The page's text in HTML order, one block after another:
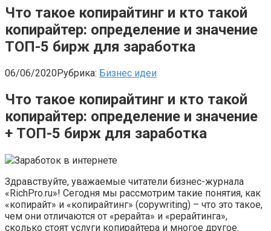
Что такое копирайтинг и кто такой
копирайтер: определение и значение
ТОП-5 бирж для заработка
06/06/2020Рубрика: Бизнес идеи
Что такое копирайтинг и кто такой
копирайтер: определение и значение
+ ТОП-5 бирж для заработка
Заработок в интернете
Здравствуйте, уважаемые читатели бизнес-журнала
«RichPro.ru»! Сегодня мы рассмотрим такие понятия, как
«копирайт» и «копирайтинг» (copywriting) – что это такое,
чем они отличаются от «рерайта» и «рерайтинга»,
сколько стоят услуги копирайтера и многое другое.